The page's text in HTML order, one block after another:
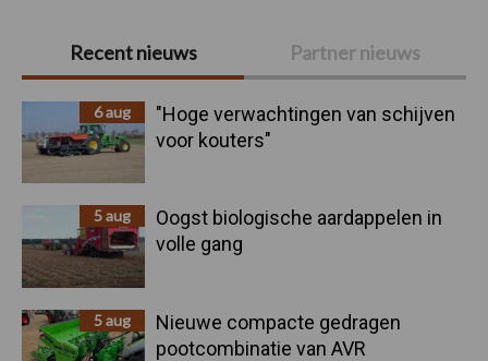
Primaire
Sidebar
Recent nieuws Partner nieuws
6 aug
"Hoge verwachtingen van schijven
voor kouters"
5 aug
Oogst biologische aardappelen in
volle gang
5 aug
Nieuwe compacte gedragen
pootcombinatie van AVR